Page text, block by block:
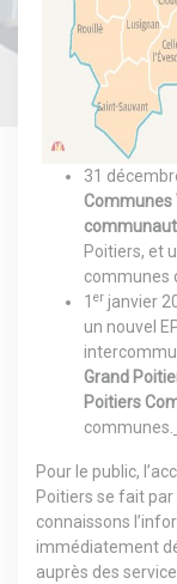
31
Communes
Poitiers, et
communes
1 er janvier
un nouvel
Grand
Poitiers
communes.
Pour le public,
Poitiers se fait
connaissons
immédiatement
auprès des